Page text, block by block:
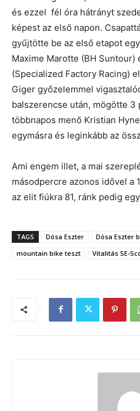
és ezzel fél óra hátrányt
képest az első napon.
gyűjtötte be az első etapot
Maxime Marotte (BH Suntour)
(Specialized Factory Racing)
Giger győzelemmel
balszerencse után, mögötte 3
többnapos menő Kristian
egymásra és leginkább az
Ami engem illet, a mai
másodpercre azonos idővel a
az elit fiúkra 81, ránk pedig
TAGS Dósa Eszter Dósa Eszter
mountain bike teszt
Vitalitás SE-